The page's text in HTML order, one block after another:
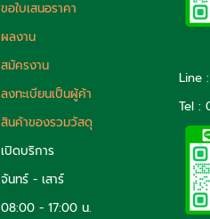
ขอใบเสนอราคา
ผลงาน
สมัครงาน
ลงทะเบียนเป็นผู้ค้า
สินค้าของรวมวัสดุ
เปิดบริการ
จันทร์ - เสาร์
08:00 - 17:00 น.
Line
Tel :